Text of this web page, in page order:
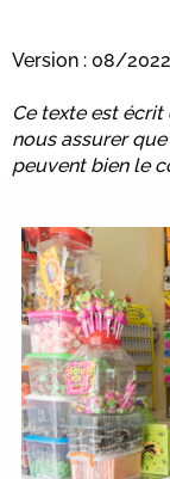
Version : 08/2022
Ce texte est
nous assurer
peuvent bien le